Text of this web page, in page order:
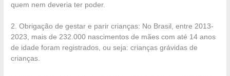
quem nem deveria ter poder.
2. Obrigação de gestar e parir crianças: No Brasil, entre 2013-
2023, mais de 232.000 nascimentos de mães com até 14 anos
de idade foram registrados, ou seja: crianças grávidas de
crianças.